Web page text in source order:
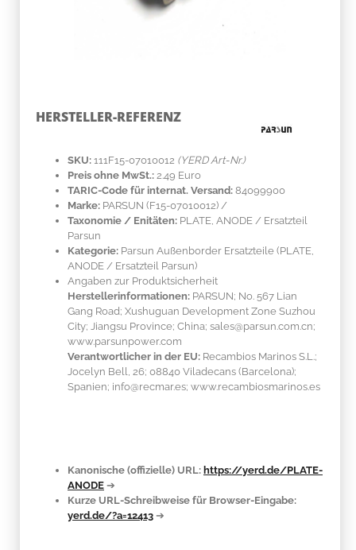
HERSTELLER-REFERENZ
SKU: 111F15-07010012 (YERD Art-Nr.)
Preis ohne MwSt.: 2.49 Euro
TARIC-Code für internat. Versand: 84099900
Marke: PARSUN (F15-07010012) /
Taxonomie / Enitäten: PLATE, ANODE / Ersatzteil
Parsun
Kategorie: Parsun Außenborder Ersatzteile (PLATE,
ANODE / Ersatzteil Parsun)
Angaben zur Produktsicherheit
Herstellerinformationen: PARSUN; No. 567 Lian
Gang Road; Xushuguan Development Zone Suzhou
City; Jiangsu Province; China; sales@parsun.com.cn;
www.parsunpower.com
Verantwortlicher in der EU: Recambios Marinos S.L.;
Jocelyn Bell, 26; 08840 Viladecans (Barcelona);
Spanien; info@recmar.es; www.recambiosmarinos.es
Kanonische (offizielle) URL: https://yerd.de/PLATE-
ANODE ➔
Kurze URL-Schreibweise für Browser-Eingabe:
yerd.de/?a=12413 ➔